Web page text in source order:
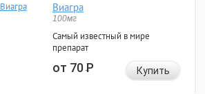
Виагра
100мг
Самый известный в мире
препарат
от 70Р Купить